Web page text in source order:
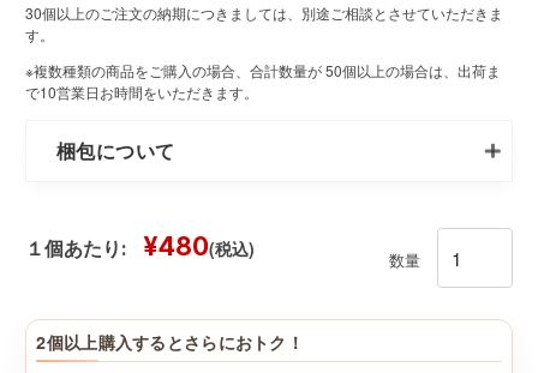
30個以上のご注文の納期につきましては、別途ご相談とさせていただきま
す。
※複数種類の商品をご購入の場合、合計数量が 50個以上の場合は、出荷ま
で10営業日お時間をいただきます。
梱包について
１個あたり: ¥480(税込)
数量
2個以上購入するとさらにおトク！